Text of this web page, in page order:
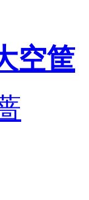
空筐